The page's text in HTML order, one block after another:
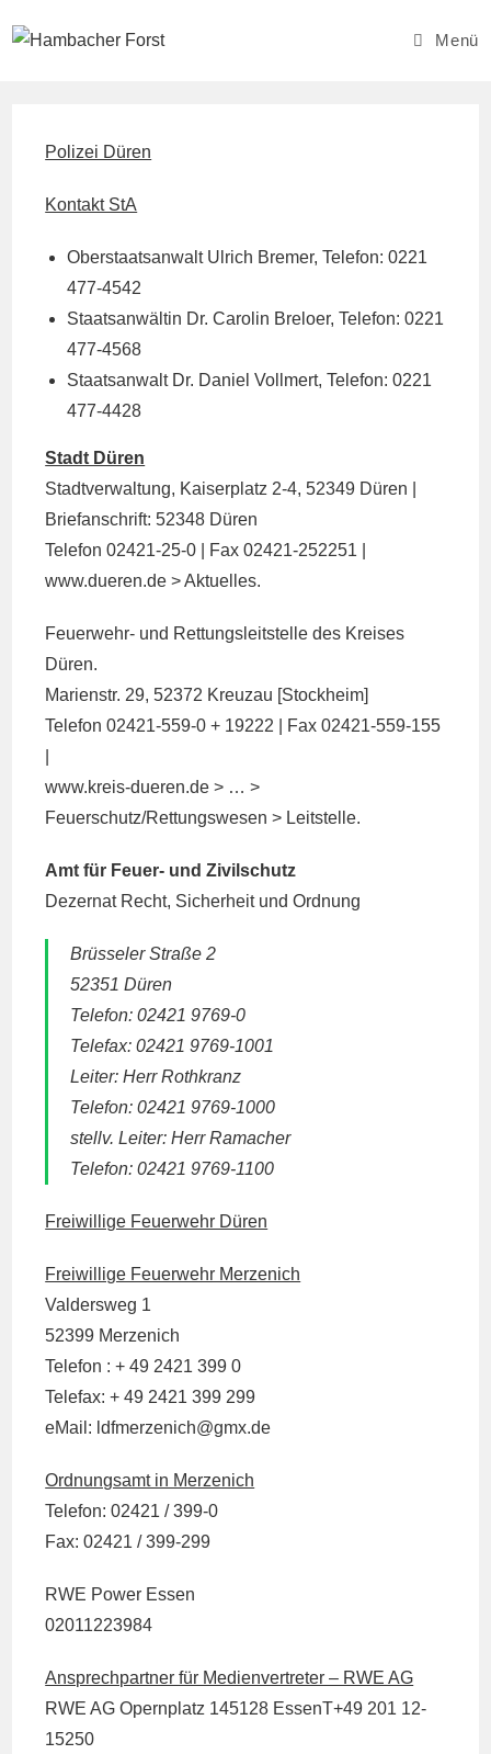
Inhalt
Menü
Polizei Düren
Kontakt StA
Oberstaatsanwalt Ulrich Bremer, Telefon: 0221
477-4542
Staatsanwältin Dr. Carolin Breloer, Telefon: 0221
477-4568
Staatsanwalt Dr. Daniel Vollmert, Telefon: 0221
477-4428
Stadt Düren
Stadtverwaltung, Kaiserplatz 2-4, 52349 Düren |
Briefanschrift: 52348 Düren
Telefon 02421-25-0 | Fax 02421-252251 |
www.dueren.de > Aktuelles.
Feuerwehr- und Rettungsleitstelle des Kreises
Düren.
Marienstr. 29, 52372 Kreuzau [Stockheim]
Telefon 02421-559-0 + 19222 | Fax 02421-559-155
www.kreis-dueren.de > … >
Feuerschutz/Rettungswesen > Leitstelle.
Amt für Feuer- und Zivilschutz
Dezernat Recht, Sicherheit und Ordnung
Brüsseler Straße 2
52351 Düren
Telefon: 02421 9769-0
Telefax: 02421 9769-1001
Leiter: Herr Rothkranz
Telefon: 02421 9769-1000
stellv. Leiter: Herr Ramacher
Telefon: 02421 9769-1100
Freiwillige Feuerwehr Düren
Freiwillige Feuerwehr Merzenich
Valdersweg 1
52399 Merzenich
Telefon : + 49 2421 399 0
Telefax: + 49 2421 399 299
eMail: ldfmerzenich@gmx.de
Ordnungsamt in Merzenich
Telefon: 02421 / 399-0
Fax: 02421 / 399-299
RWE Power Essen
02011223984
Ansprechpartner für Medienvertreter – RWE AG
RWE AG Opernplatz 145128 EssenT+49 201 12-
15250